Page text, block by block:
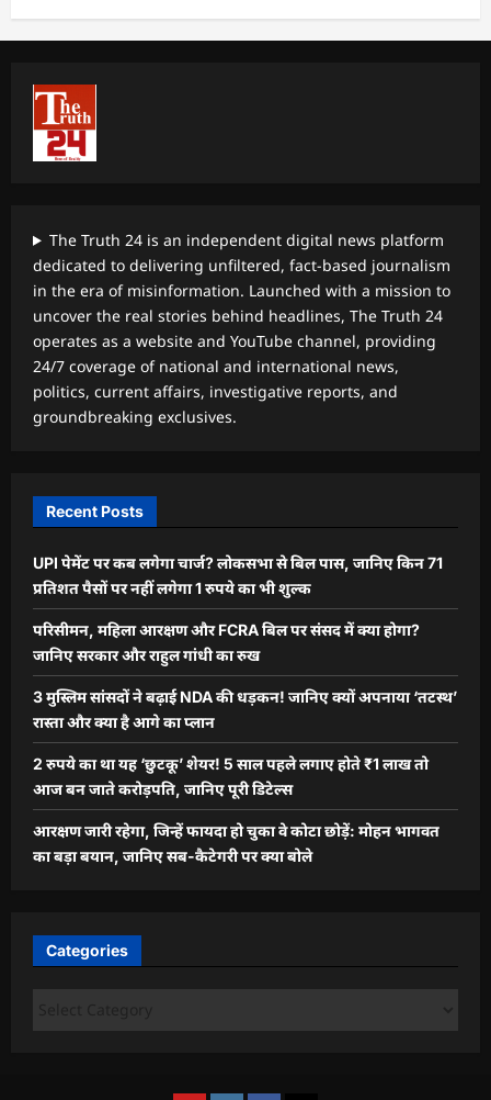
The Truth 24 is an independent digital news platform
dedicated to delivering unfiltered, fact-based journalism
in the era of misinformation. Launched with a mission to
uncover the real stories behind headlines, The Truth 24
operates as a website and YouTube channel, providing
24/7 coverage of national and international news,
politics, current affairs, investigative reports, and
groundbreaking exclusives.
Recent Posts
UPI पेमेंट पर कब लगेगा चार्ज? लोकसभा से बिल पास, जानिए किन 71
प्रतिशत पैसों पर नहीं लगेगा 1 रुपये का भी शुल्क
परिसीमन, महिला आरक्षण और FCRA बिल पर संसद में क्या होगा?
जानिए सरकार और राहुल गांधी का रुख
3 मुस्लिम सांसदों ने बढ़ाई NDA की धड़कन! जानिए क्यों अपनाया ‘तटस्थ’
रास्ता और क्या है आगे का प्लान
2 रुपये का था यह ‘छुटकू’ शेयर! 5 साल पहले लगाए होते ₹1 लाख तो
आज बन जाते करोड़पति, जानिए पूरी डिटेल्स
आरक्षण जारी रहेगा, जिन्हें फायदा हो चुका वे कोटा छोड़ें: मोहन भागवत
का बड़ा बयान, जानिए सब-कैटेगरी पर क्या बोले
Categories